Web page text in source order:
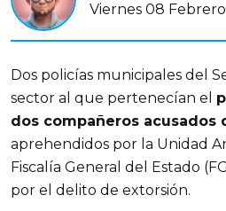
Viernes 08
Dos policías municipales del
sector al que pertenecían el
dos compañeros acusados
aprehendidos por la Unidad
Fiscalía General del Estado
por el delito de extorsión.